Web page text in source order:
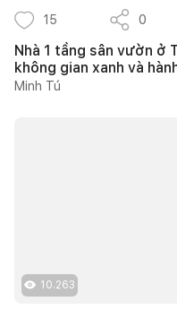
15 0
Nhà 1 tầng sân vườn ở
không gian xanh và
Minh Tú
10.263